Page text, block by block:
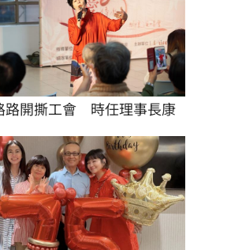
路開撕工會　時任理事長康